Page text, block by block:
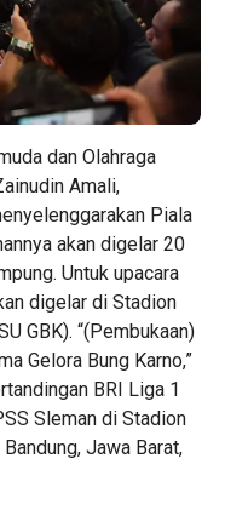
dan Olahraga
Amali,
Piala
akan digelar 20
Untuk upacara
digelar di Stadion
GBK). “(Pembukaan)
Gelora Bung Karno,”
BRI Liga 1
Sleman di Stadion
Jawa Barat,